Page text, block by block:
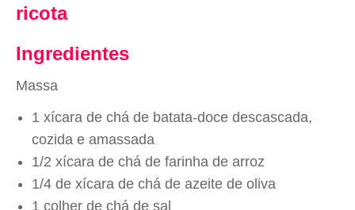
ricota
Ingredientes
Massa
1 xícara de chá de batata-doce descascada,
cozida e amassada
1/2 xícara de chá de farinha de arroz
1/4 de xícara de chá de azeite de oliva
1 colher de chá de sal